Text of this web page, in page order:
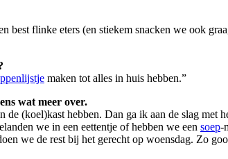
best flinke eters (en stiekem snacken we ook
maken tot alles in huis hebben.”
wat meer over.
(koel)kast hebben. Dan ga ik aan de slag met
we in een eettentje of hebben we een soep-
we de rest bij het gerecht op woensdag. Zo